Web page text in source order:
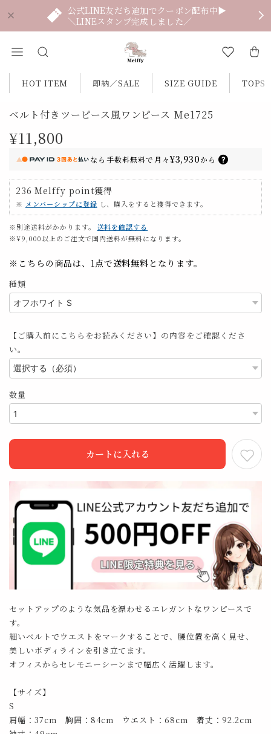
公式LINE友だち追加でクーポン配布中▶
＼LINEスタンプ完成しました／
HOT ITEM 即納／SALE SIZE GUIDE TOPS
ベルト付きツーピース風ワンピース Me1725
¥11,800
なら 手数料無料で 月々¥3,930から
236 Melffy point獲得
※ メンバーシップに登録 し、購入をすると獲得できます。
※別途送料がかかります。
送料を確認する
※¥9,000以上のご注文で国内送料が無料になります。
※こちらの商品は、1点で送料無料 となります。
種類
【ご購入前にこちらをお読みください】の内容をご確認くださ
い。
数量
カートに入れる
セットアップのような気品を漂わせるエレガントなワンピースで
す。
細いベルトでウエストをマークすることで、腰位置を高く見せ、
美しいボディラインを引き立てます。
オフィスからセレモニーシーンまで幅広く活躍します。
【サイズ】
S
肩幅：37cm 胸囲：84cm ウエスト：68cm 着丈：92.2cm